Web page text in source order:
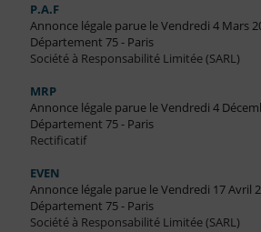
P.A.F
Annonce légale parue le Vendredi 4 Mars
Département 75 - Paris
Société à Responsabilité Limitée (SARL)
MRP
Annonce légale parue le Vendredi 4
Département 75 - Paris
Rectificatif
EVEN
Annonce légale parue le Vendredi 17 Avril
Département 75 - Paris
Société à Responsabilité Limitée (SARL)